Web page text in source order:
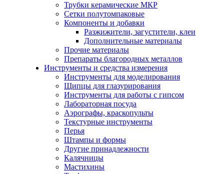
Трубки керамические МКР
Сетки полутомпаковые
Компоненты и добавки
Разжижители, загустители, клеи
Дополнительные материалы
Прочие материалы
Препараты благородных металлов
Инструменты и средства измерения
Инструменты для моделирования
Щипцы для глазурирования
Инструменты для работы с гипсом
Лабораторная посуда
Аэрографы, краскопульты
Текстурные инструменты
Перья
Штампы и формы
Другие принадлежности
Калячницы
Мастихины